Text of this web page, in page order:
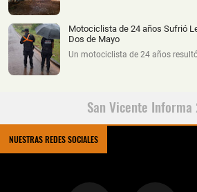
Motociclista de 24 años Sufrió
Dos de Mayo
Un motociclista de 24 años
San Vicente
NUESTRAS REDES SOCIALES